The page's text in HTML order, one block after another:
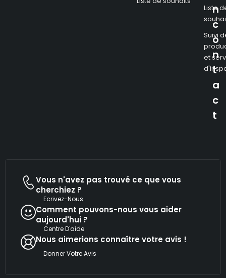
Liste
Suivi
et
n
c
o
n
t
a
c
t
Vous n'avez pas trouvé ce que vous
cherchiez ?
Ecrivez-Nous
Comment pouvons-nous vous aider
aujourd'hui ?
Centre D'aide
Nous aimerions connaître votre avis !
Donner Votre Avis